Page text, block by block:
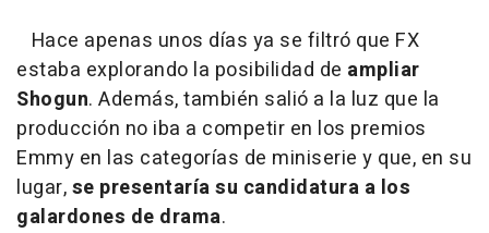
Hace apenas unos días ya se filtró que FX
estaba explorando la posibilidad de ampliar
Shogun. Además, también salió a la luz que la
producción no iba a competir en los premios
Emmy en las categorías de miniserie y que, en su
lugar,se presentaría su candidatura a los
galardones de drama.